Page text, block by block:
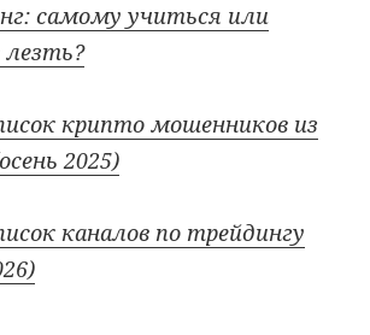
самому учиться или
лезть?
крипто мошенников из
2025)
каналов по трейдингу